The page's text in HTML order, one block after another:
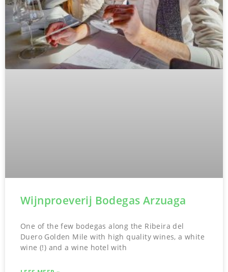
Wijnproeverij Bodegas Arzuaga
One of the few bodegas along the Ribeira del
Duero Golden Mile with high quality wines, a white
wine (!) and a wine hotel with